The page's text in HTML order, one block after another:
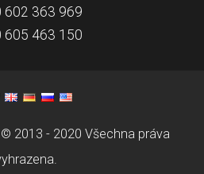
602 363 969
605 463 150
2013 - 2020 Všechna práva